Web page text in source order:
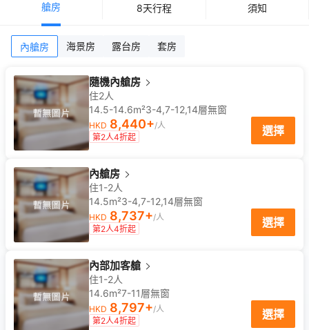
艙房 8天行程 須知
內艙房 海景房 露台房 套房
隨機內艙房
住2人
14.5-14.6m²3-4,7-12,14層無窗
HKD 8,440+/人
第2人4折起
選擇
內艙房
住1-2人
14.5m²3-4,7-12,14層無窗
HKD 8,737+/人
第2人4折起
選擇
內部加客艙
住1-2人
14.6m²7-11層無窗
HKD 8,797+/人
第2人4折起
選擇